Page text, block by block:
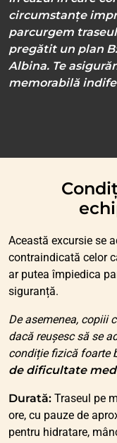
circumstanțe
parcurgem
pregătit un plan
Albina. Te
memorabilă
Această excursie se
contraindicată celor
ar putea împiedica
siguranță.
De asemenea, copiii
dacă reușesc să se
condiție fizică foarte
de dificultate
Durată: Traseul pe
ore, cu pauze de
pentru hidratare,